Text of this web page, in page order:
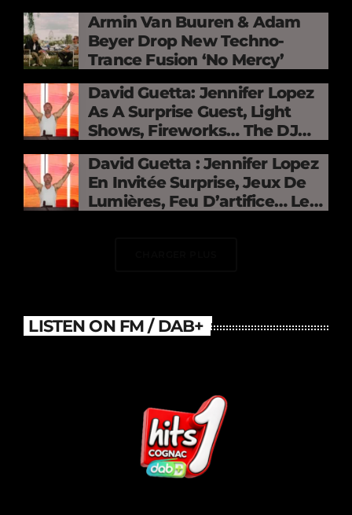
Armin Van Buuren & Adam
Beyer Drop New Techno-
Trance Fusion ‘No Mercy’
David Guetta: Jennifer Lopez
As A Surprise Guest, Light
Shows, Fireworks… The DJ
France
David Guetta : Jennifer Lopez
En Invitée Surprise, Jeux De
Lumières, Feu D’artifice… Le
LISTEN ON FM / DAB+